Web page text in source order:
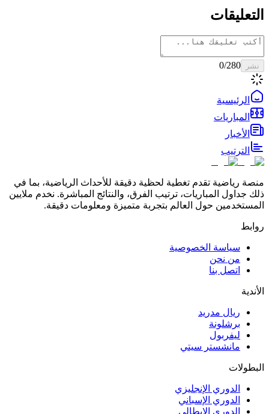
التعليقات
نشر 0/280
الرئيسية
المباريات
الأخبار
الترتيب
منصة رياضية تقدم تغطية لحظية دقيقة للأحداث الرياضية، بما في
ذلك جداول المباريات، ترتيب الفرق، والنتائج المباشرة. نخدم ملايين
المستخدمين حول العالم بتجربة متميزة ومعلومات دقيقة.
روابط
سياسة الخصوصية
من نحن
اتصل بنا
الأندية
ريال مدريد
برشلونة
ليفربول
مانشستر سيتي
البطولات
الدوري الإنجليزي
الدوري الإسباني
الدوري الإيطالي